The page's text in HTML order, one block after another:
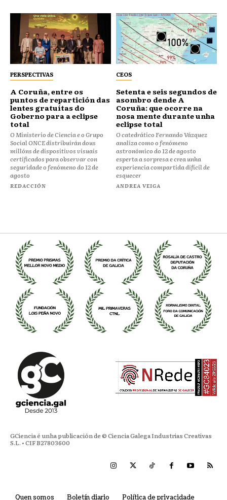
PERSPECTIVAS
⁠⁠A Coruña, entre os
puntos de repartición das
lentes gratuítas do
Goberno para a eclipse
total
O Ministerio de Ciencia e o Grupo
Social ONCE distribuirán dous
millóns de dispositivos visuais
certificados para observar con
seguridade o fenómeno do 12 de
agosto
REDACCIÓN
CEOS
Setenta e seis segundos de
asombro dende A
Coruña: que ocorre na
nosa mente durante unha
eclipse total
O catedrático Fernando Vázquez
analiza como o fenómeno
astronómico do 12 de agosto
esperta a sorpresa e crea unha
experiencia compartida difícil de
esquecer
ANDREA VEIGA
GCiencia é unha publicación de © Ciencia Galega Industrias Creativas
S.L. • CIF B27803600
Quen somos Boletín diario Política de privacidade